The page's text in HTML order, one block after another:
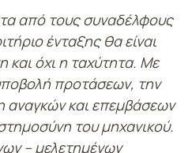
από τους συναδέλφους
ένταξης θα είναι
και όχι η ταχύτητα. Με
προτάσεων, την
αναγκών και επεμβάσεων
του μηχανικού.
– μελετημένων